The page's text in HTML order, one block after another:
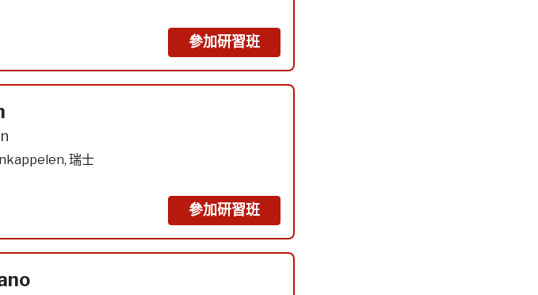
參加研習班
瑞士
參加研習班